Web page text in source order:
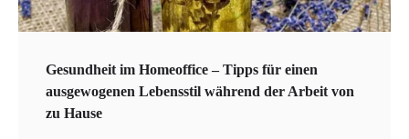
Gesundheit im Homeoffice – Tipps für einen
ausgewogenen Lebensstil während der Arbeit von
zu Hause
Crowdfunding für Unternehmen –
Finanzierungsalternativen für Startups und
KMUs